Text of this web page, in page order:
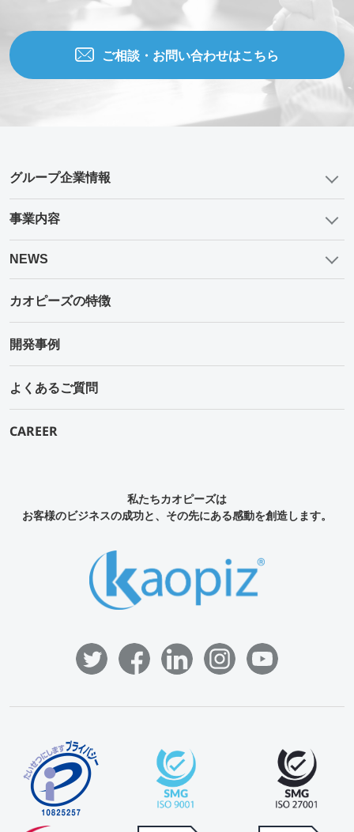
ご相談・お問い合わせはこちら
グループ企業情報
事業内容
NEWS
カオピーズの特徴
開発事例
よくあるご質問
CAREER
私たちカオピーズは
お客様のビジネスの成功と、その先にある感動を創造します。